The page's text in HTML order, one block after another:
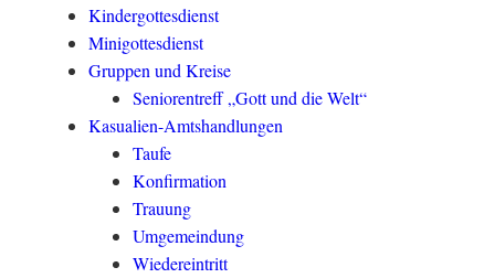
Kindergottesdienst
Minigottesdienst
Gruppen und Kreise
Seniorentreff „Gott und die Welt“
Kasualien-Amtshandlungen
Taufe
Konfirmation
Trauung
Umgemeindung
Wiedereintritt